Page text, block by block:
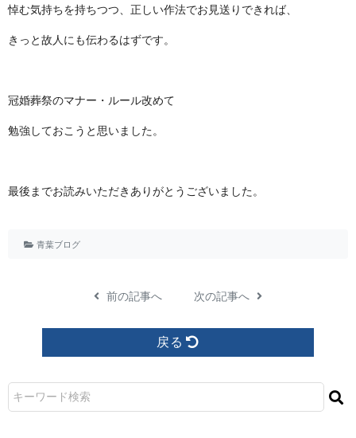
悼む気持ちを持ちつつ、正しい作法でお見送りできれば、
きっと故人にも伝わるはずです。
冠婚葬祭のマナー・ルール改めて
勉強しておこうと思いました。
最後までお読みいただきありがとうございました。
青葉ブログ
前の記事へ 次の記事へ
戻る